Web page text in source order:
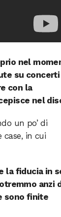
nel
su concerti
con la
nel
un po’ di
in cui
la fiducia in
anzi
sono finite